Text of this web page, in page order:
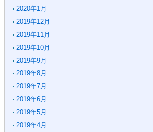
2020年1月
2019年12月
2019年11月
2019年10月
2019年9月
2019年8月
2019年7月
2019年6月
2019年5月
2019年4月